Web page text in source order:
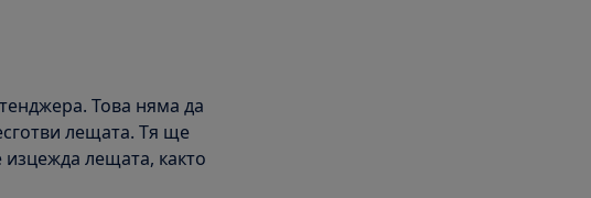
Това няма да
лещата. Тя ще
изцежда лещата, както